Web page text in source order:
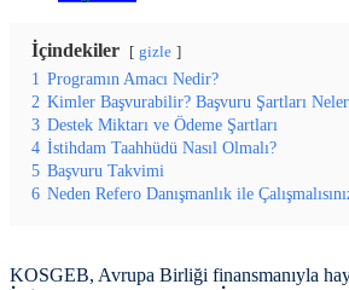
İçindekiler gizle
1 Programın Amacı Nedir?
2 Kimler Başvurabilir? Başvuru Şartları
3 Destek Miktarı ve Ödeme Şartları
4 İstihdam Taahhüdü Nasıl Olmalı?
5 Başvuru Takvimi
6 Neden Refero Danışmanlık ile
KOSGEB, Avrupa Birliği finansmanıyla